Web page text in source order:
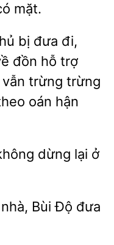
mặt.
bị đưa
đồn hỗ trợ
trừng trừng
oán hận
lại
nhà, Bùi Độ đưa